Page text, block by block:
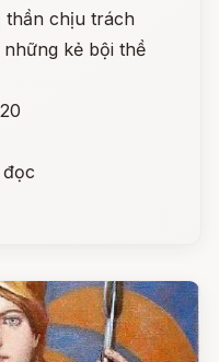
thần chịu trách
kẻ bội thề